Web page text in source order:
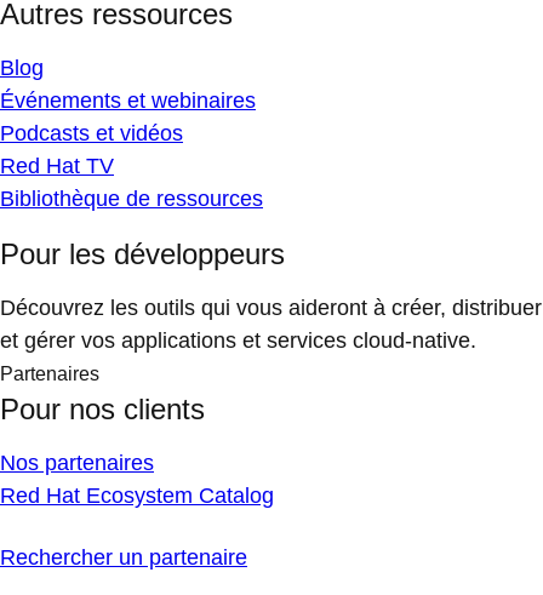
Autres ressources
Blog
Événements et webinaires
Podcasts et vidéos
Red Hat TV
Bibliothèque de ressources
Pour les développeurs
Découvrez les outils qui vous aideront à créer, distribuer
et gérer vos applications et services cloud-native.
Partenaires
Pour nos clients
Nos partenaires
Red Hat Ecosystem Catalog
Rechercher un partenaire